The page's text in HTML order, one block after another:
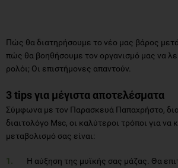
Πώς θα διατηρήσουμε το νέο μας βάρος μετά
πώς θα βοηθήσουμε τον οργανισμό μας να
ρολόι; Οι επιστήμονες απαντούν.
3 tips για μέγιστα αποτελέσματα
Σύμφωνα με τον Παρασκευά Παπαχρήστο,
διαιτολόγο Msc, οι καλύτεροι τρόποι για να
μεταβολισμό σας είναι:
Η αύξηση της μυϊκής σας μάζας. Θα